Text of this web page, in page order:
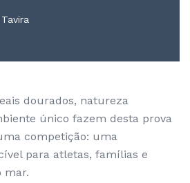
dourados, natureza
único fazem desta prova
competição: uma
para atletas, famílias e
mar.